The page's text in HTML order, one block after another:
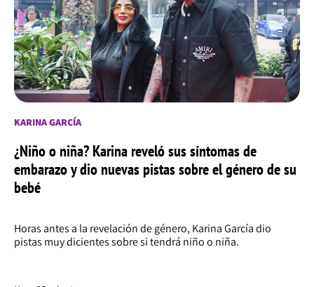
KARINA GARCÍA
¿Niño o niña? Karina reveló sus síntomas de
embarazo y dio nuevas pistas sobre el género de su
bebé
Horas antes a la revelación de género, Karina García dio
pistas muy dicientes sobre si tendrá niño o niña.